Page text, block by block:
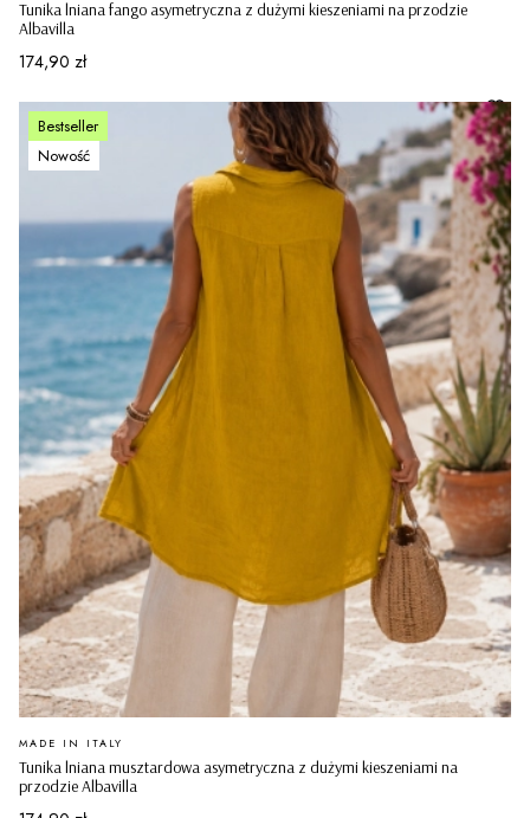
Tunika lniana fango asymetryczna z dużymi kieszeniami na przodzie
Albavilla
Cena
174,90 zł
Bestseller
Nowość
Tunika lniana musztardowa asymetryczna z dużymi kieszeniami na
przodzie Albavilla
PRODUCENT
MADE IN ITALY